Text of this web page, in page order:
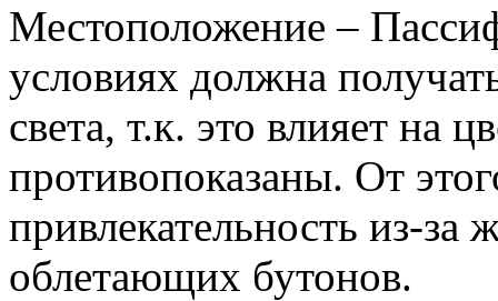
Местоположение –
условиях должна
света, т.к. это влияет на
противопоказаны. От
привлекательность из-
облетающих бутонов.